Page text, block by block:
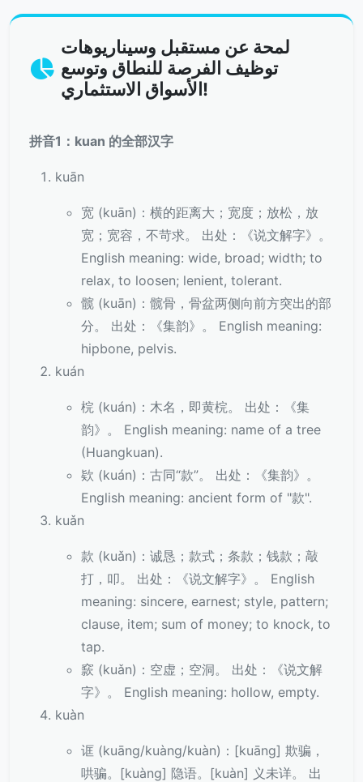
لمحة عن مستقبل وسيناريوهات
توظيف الفرصة للنطاق وتوسع
الأسواق الاستثماري!
拼音1：kuan 的全部汉字
kuān
宽 (kuān)：横的距离大；宽度；放松，放
宽；宽容，不苛求。 出处：《说文解字》。
English meaning: wide, broad; width; to
relax, to loosen; lenient, tolerant.
髋 (kuān)：髋骨，骨盆两侧向前方突出的部
分。 出处：《集韵》。 English meaning:
hipbone, pelvis.
kuán
梡 (kuán)：木名，即黄梡。 出处：《集
韵》。 English meaning: name of a tree
(Huangkuan).
欵 (kuán)：古同“款”。 出处：《集韵》。
English meaning: ancient form of "款".
kuǎn
款 (kuǎn)：诚恳；款式；条款；钱款；敲
打，叩。 出处：《说文解字》。 English
meaning: sincere, earnest; style, pattern;
clause, item; sum of money; to knock, to
tap.
窾 (kuǎn)：空虚；空洞。 出处：《说文解
字》。 English meaning: hollow, empty.
kuàn
诓 (kuāng/kuàng/kuàn)：[kuāng] 欺骗，
哄骗。[kuàng] 隐语。[kuàn] 义未详。 出